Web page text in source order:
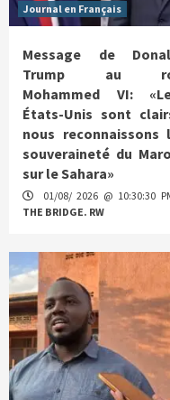
Journal en Français
Message de
Trump au
Mohammed VI:
États-Unis sont
nous reconnaissons
souveraineté du
sur le Sahara»
01/08/ 2026 @ 10:30:30
THE BRIDGE. RW